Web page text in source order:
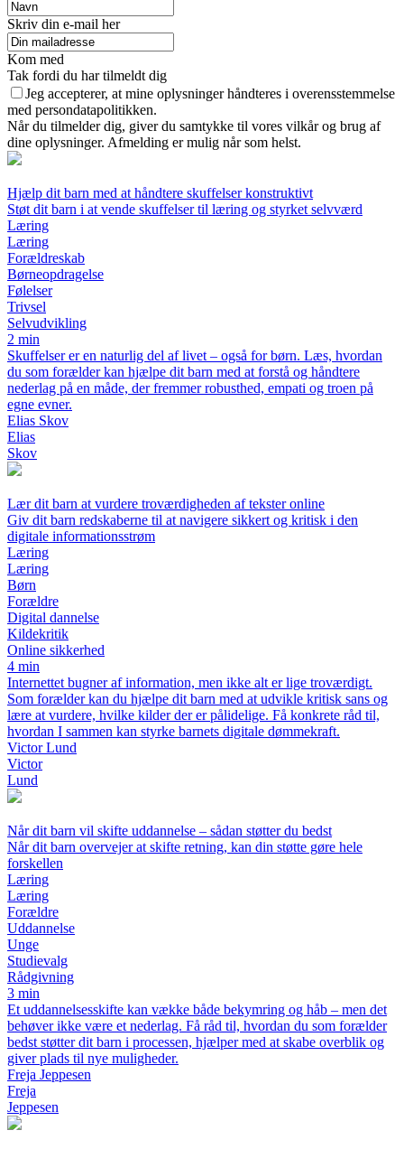
Skriv din e-mail her
Kom med
Tak fordi du har tilmeldt dig
Jeg accepterer, at mine oplysninger håndteres i overensstemmelse
med persondatapolitikken.
Når du tilmelder dig, giver du samtykke til vores vilkår og brug af
dine oplysninger. Afmelding er mulig når som helst.
Hjælp dit barn med at håndtere skuffelser konstruktivt
Støt dit barn i at vende skuffelser til læring og styrket selvværd
Læring
Læring
Forældreskab
Børneopdragelse
Følelser
Trivsel
Selvudvikling
2 min
Skuffelser er en naturlig del af livet – også for børn. Læs, hvordan
du som forælder kan hjælpe dit barn med at forstå og håndtere
nederlag på en måde, der fremmer robusthed, empati og troen på
egne evner.
Elias Skov
Elias
Skov
Lær dit barn at vurdere troværdigheden af tekster online
Giv dit barn redskaberne til at navigere sikkert og kritisk i den
digitale informationsstrøm
Læring
Læring
Børn
Forældre
Digital dannelse
Kildekritik
Online sikkerhed
4 min
Internettet bugner af information, men ikke alt er lige troværdigt.
Som forælder kan du hjælpe dit barn med at udvikle kritisk sans og
lære at vurdere, hvilke kilder der er pålidelige. Få konkrete råd til,
hvordan I sammen kan styrke barnets digitale dømmekraft.
Victor Lund
Victor
Lund
Når dit barn vil skifte uddannelse – sådan støtter du bedst
Når dit barn overvejer at skifte retning, kan din støtte gøre hele
forskellen
Læring
Læring
Forældre
Uddannelse
Unge
Studievalg
Rådgivning
3 min
Et uddannelsesskifte kan vække både bekymring og håb – men det
behøver ikke være et nederlag. Få råd til, hvordan du som forælder
bedst støtter dit barn i processen, hjælper med at skabe overblik og
giver plads til nye muligheder.
Freja Jeppesen
Freja
Jeppesen